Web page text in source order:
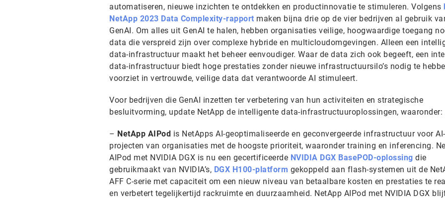
automatiseren, nieuwe inzichten te ontdekken en productinnovatie te stimuleren. Volgens
NetApp 2023 Data Complexity-rapport maken bijna drie op de vier bedrijven al gebruik
GenAI. Om alles uit GenAI te halen, hebben organisaties veilige, hoogwaardige toegang
data die verspreid zijn over complexe hybride en multicloudomgevingen. Alleen een
data-infrastructuur maakt het beheer eenvoudiger. Waar de data zich ook begeeft, een
data-infrastructuur biedt hoge prestaties zonder nieuwe infrastructuursilo’s nodig te
voorziet in vertrouwde, veilige data dat verantwoorde AI stimuleert.
Voor bedrijven die GenAI inzetten ter verbetering van hun activiteiten en strategische
besluitvorming, update NetApp de intelligente data-infrastructuuroplossingen, waaronder:
– NetApp AIPod is NetApps AI-geoptimaliseerde en geconvergeerde infrastructuur voor AI-
projecten van organisaties met de hoogste prioriteit, waaronder training en inferencing.
AIPod met NVIDIA DGX is nu een gecertificeerde NVIDIA DGX BasePOD-oplossing die
gebruikmaakt van NVIDIA’s, DGX H100-platform gekoppeld aan flash-systemen uit de
AFF C-serie met capaciteit om een nieuw niveau van betaalbare kosten en prestaties te
en verbetert tegelijkertijd rackruimte en duurzaamheid. NetApp AIPod met NVIDIA DGX